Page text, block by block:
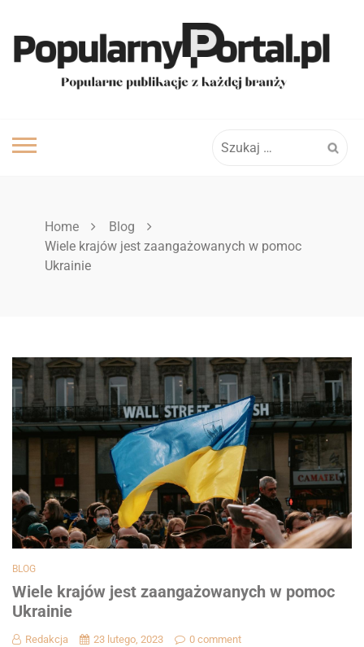
content
Home
Blog
Wiele krajów jest zaangażowanych w pomoc
Ukrainie
BLOG
Wiele krajów jest zaangażowanych w pomoc
Ukrainie
Redakcja 23 lutego, 2023 0 comment